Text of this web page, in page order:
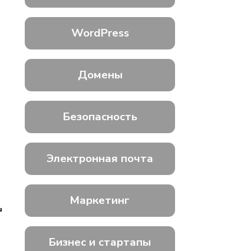
WordPress
Домены
Безопасность
Электронная почта
Маркетинг
Бизнес и стартапы